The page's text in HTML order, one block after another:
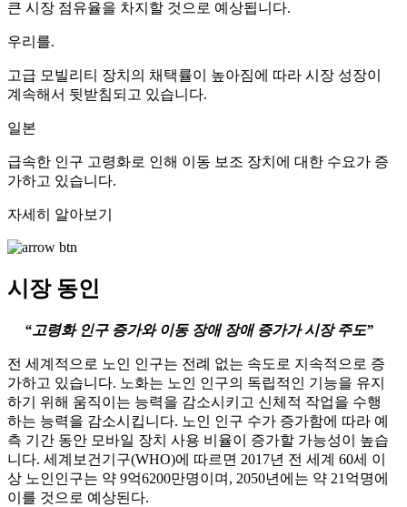
큰 시장 점유율을 차지할 것으로 예상됩니다.
우리를.
고급 모빌리티 장치의 채택률이 높아짐에 따라 시장 성장이
계속해서 뒷받침되고 있습니다.
일본
급속한 인구 고령화로 인해 이동 보조 장치에 대한 수요가 증
가하고 있습니다.
자세히 알아보기
시장 동인
“고령화 인구 증가와 이동 장애 장애 증가가 시장 주도”
전 세계적으로 노인 인구는 전례 없는 속도로 지속적으로 증
가하고 있습니다. 노화는 노인 인구의 독립적인 기능을 유지
하기 위해 움직이는 능력을 감소시키고 신체적 작업을 수행
하는 능력을 감소시킵니다. 노인 인구 수가 증가함에 따라 예
측 기간 동안 모바일 장치 사용 비율이 증가할 가능성이 높습
니다. 세계보건기구(WHO)에 따르면 2017년 전 세계 60세 이
상 노인인구는 약 9억6200만명이며, 2050년에는 약 21억명에
이를 것으로 예상된다.